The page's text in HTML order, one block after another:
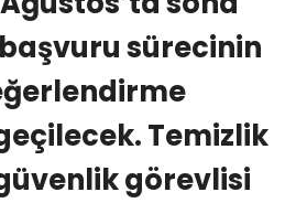
sürecinin
Temizlik
görevlisi